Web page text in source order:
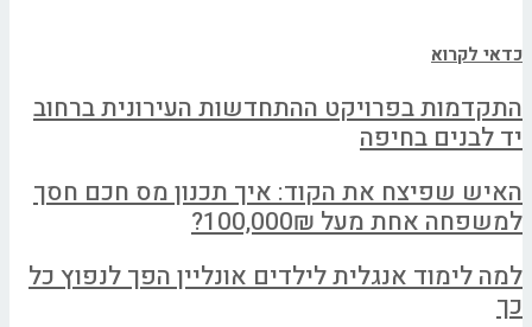
כדאי לקרוא
התקדמות בפרויקט ההתחדשות העירונית ברחוב
יד לבנים בחיפה
האיש שפיצח את הקוד: איך תכנון מס חכם חסך
למשפחה אחת מעל 100,000₪?
למה לימוד אנגלית לילדים אונליין הפך לנפוץ כל
כך